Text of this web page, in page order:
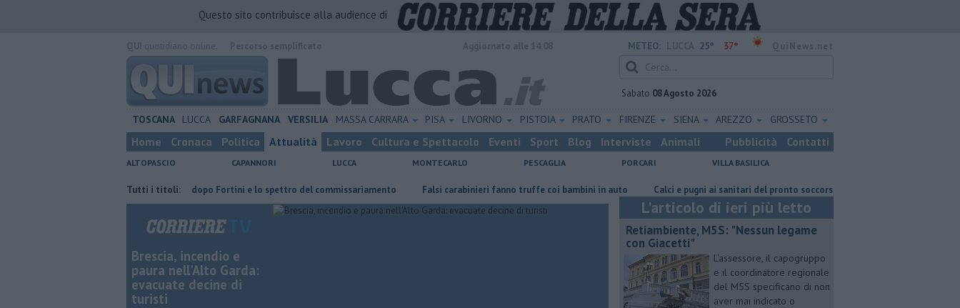
Questo sito contribuisce alla audience di
METEO: 25° 37°
Sabato 08 Agosto 2026
TOSCANA LUCCA GARFAGNANA VERSILIA MASSA CARRARA PISA LIVORNO PISTOIA PRATO FIRENZE SIENA AREZZO GROSSETO
Home Cronaca Politica Attualità Lavoro Cultura e Spettacolo Eventi Sport Blog Interviste Animali Pubblicità Contatti
ALTOPASCIO CAPANNORI LUCCA MONTECARLO PESCAGLIA PORCARI VILLA BASILICA
Tutti i titoli:
Retiambiente, il dopo Fortini e lo spettro del commissariamento Falsi carabinieri fanno truffe coi bambini in auto Calci e pugni ai sanitari del pronto soccorso Retiambiente, M5S: "Nessun
Brescia, incendio e
paura nell'Alto Garda:
evacuate decine di
turisti
L'articolo di ieri più letto
Retiambiente, M5S: "Nessun legame
con Giacetti"
L'assessore, il capogruppo
e il coordinatore regionale
del M5S specificano di non
aver mai indicato o